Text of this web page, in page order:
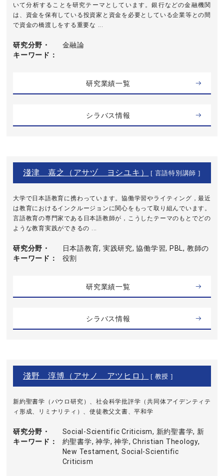
いて分析することを研究テーマとしています。銀行などの金融機関
は、資金を保有している投資家と資金を必要としている企業等との間
で資金の橋渡しをする重要な ...
研究分野・
キーワード
金融論
研究業績一覧
シラバス情報
淺津 嘉之（アサヅ ヨシユキ） [ 言語特別講師 ]
大学で日本語教育に携わっています。協働学習やライティング，最近
は教育におけるインクルージョンに関心をもって取り組んでいます。
言語教育の専門家である日本語教師が，こうしたテーマのもとでどの
ような教育実践ができるの ...
研究分野・
キーワード
日本語教育, 実践研究, 協働学習, PBL, 教師の
役割
研究業績一覧
シラバス情報
淺野 淳博（アサノ アツヒロ） [ 教授 ]
新約聖書学（パウロ研究）、社会科学批評学（共同体アイデンティテ
ィ形成、リミナリティ）、使徒教父文書、平和学
研究分野・
キーワード
Social-Scientific Criticism, 新約聖書学, 新
約聖書学, 神学, 神学, Christian Theology,
New Testament, Social-Scientific
Criticism